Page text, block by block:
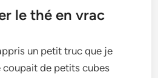
le thé en vrac
un pe­tit truc que je
coupait de petits cubes